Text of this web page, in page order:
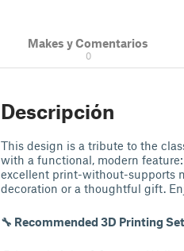
Makes y Comentarios
0
Descripción
This design is a tribute to the
with a functional, modern
excellent print-without-supports
decoration or a thoughtful gift.
🔧 Recommended 3D Printing